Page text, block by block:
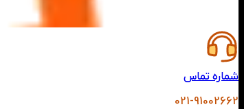
شماره تماس
021-91002662